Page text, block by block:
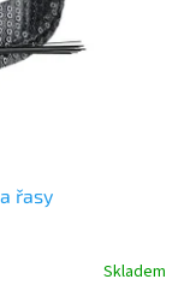
řasy
Skladem